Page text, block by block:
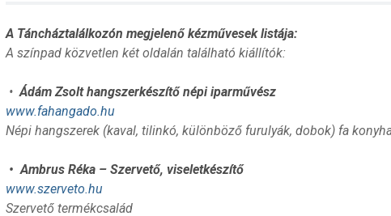
A Táncháztalálkozón megjelenő kézművesek listája:
A színpad közvetlen két oldalán található kiállítók:
• Ádám Zsolt hangszerkészítő népi iparművész
www.fahangado.hu
Népi hangszerek (kaval, tilinkó, különböző furulyák, dobok) fa
• Ambrus Réka – Szervető, viseletkészítő
www.szerveto.hu
Szervető termékcsalád